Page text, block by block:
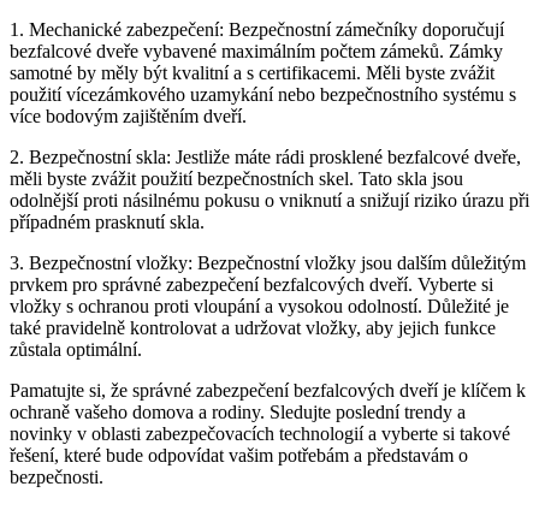
1. Mechanické zabezpečení: Bezpečnostní zámečníky doporučují
bezfalcové dveře vybavené maximálním počtem zámeků. Zámky
samotné by měly být kvalitní a s certifikacemi. Měli byste zvážit
použití vícezámkového uzamykání nebo bezpečnostního systému s
více bodovým zajištěním dveří.
2. Bezpečnostní skla: Jestliže máte rádi prosklené bezfalcové dveře,
měli byste zvážit použití bezpečnostních skel. Tato skla jsou
odolnější proti násilnému pokusu o vniknutí a snižují riziko úrazu při
případném prasknutí skla.
3. Bezpečnostní vložky: Bezpečnostní vložky jsou dalším důležitým
prvkem pro správné zabezpečení bezfalcových dveří. Vyberte si
vložky s ochranou proti vloupání a vysokou odolností. Důležité je
také pravidelně kontrolovat a udržovat vložky, aby jejich funkce
zůstala optimální.
Pamatujte si, že správné zabezpečení bezfalcových dveří je klíčem k
ochraně vašeho domova a rodiny. Sledujte poslední trendy a
novinky v oblasti zabezpečovacích technologií a vyberte si takové
řešení, které bude odpovídat vašim potřebám a představám o
bezpečnosti.